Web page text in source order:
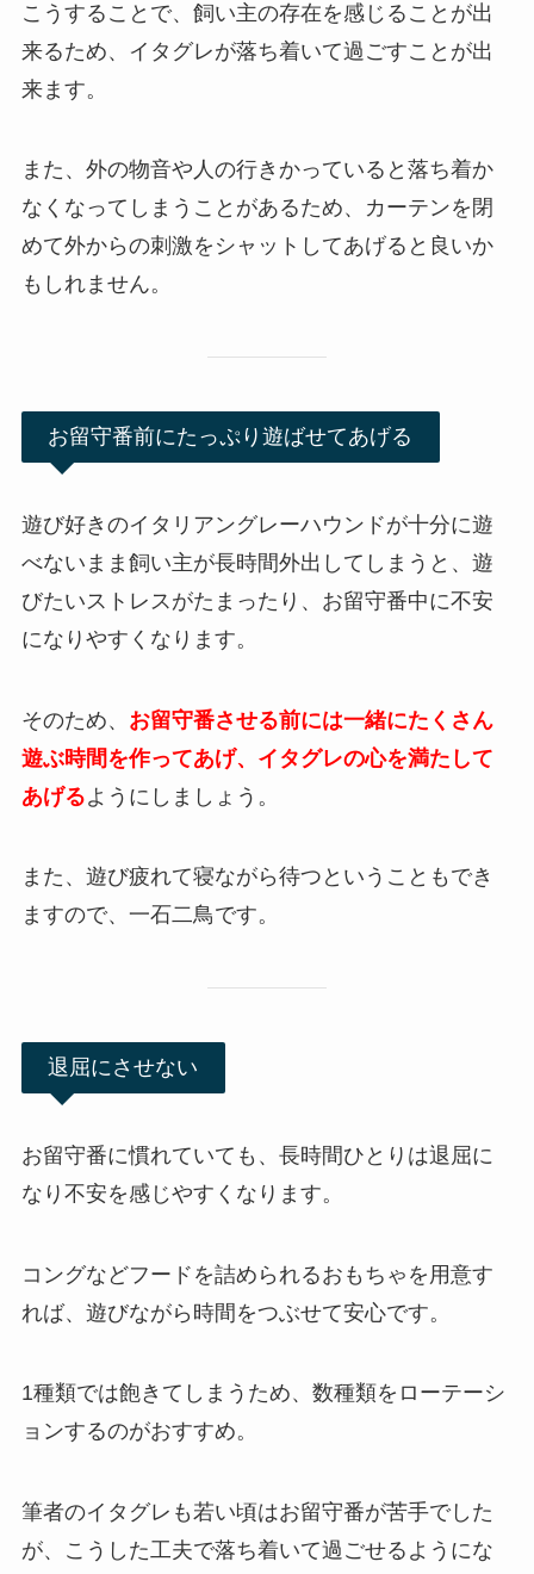
こうすることで、飼い主の存在を感じることが出
来るため、イタグレが落ち着いて過ごすことが出
来ます。
また、外の物音や人の行きかっていると落ち着か
なくなってしまうことがあるため、カーテンを閉
めて外からの刺激をシャットしてあげると良いか
もしれません。
お留守番前にたっぷり遊ばせてあげる
遊び好きのイタリアングレーハウンドが十分に遊
べないまま飼い主が長時間外出してしまうと、遊
びたいストレスがたまったり、お留守番中に不安
になりやすくなります。
そのため、 お留守番させる前には一緒にたくさん
遊ぶ時間を作ってあげ、イタグレの心を満たして
あげるようにしましょう。
また、遊び疲れて寝ながら待つということもでき
ますので、一石二鳥です。
退屈にさせない
お留守番に慣れていても、長時間ひとりは退屈に
なり不安を感じやすくなります。
コングなどフードを詰められるおもちゃを用意す
れば、遊びながら時間をつぶせて安心です。
1種類では飽きてしまうため、数種類をローテーシ
ョンするのがおすすめ。
筆者のイタグレも若い頃はお留守番が苦手でした
が、こうした工夫で落ち着いて過ごせるようにな